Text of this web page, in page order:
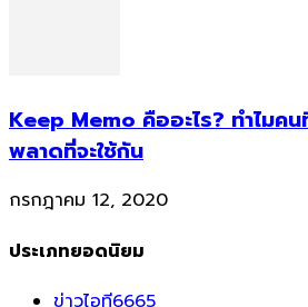
Keep Memo คืออะไร? ทำไมคน
พลาดที่จะใช้กัน
กรกฎาคม 12, 2020
ประเภทยอดนิยม
ข่าวไอที6665